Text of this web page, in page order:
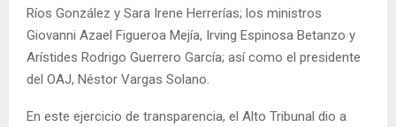
Ríos González y Sara Irene Herrerías; los ministros
Giovanni Azael Figueroa Mejía, Irving Espinosa Betanzo y
Arístides Rodrigo Guerrero García; así como el presidente
del OAJ, Néstor Vargas Solano.
En este ejercicio de transparencia, el Alto Tribunal dio a